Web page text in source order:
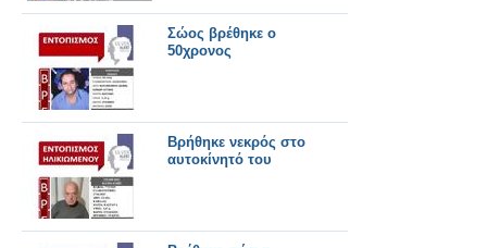
Σώος βρέθηκε ο
50χρονος
Βρήθηκε νεκρός στο
αυτοκίνητό του